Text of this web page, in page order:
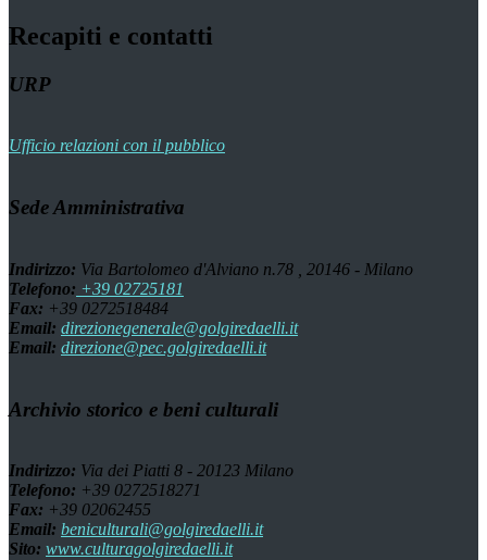
Recapiti e contatti
URP
Ufficio relazioni con il pubblico
Sede Amministrativa
Indirizzo: Via Bartolomeo d'Alviano n.78 , 20146 - Milano
Telefono: +39 02725181
Fax: +39 0272518484
Email: direzionegenerale@golgiredaelli.it
Email: direzione@pec.golgiredaelli.it
Archivio storico e beni culturali
Indirizzo: Via dei Piatti 8 - 20123 Milano
Telefono: +39 0272518271
Fax: +39 02062455
Email: beniculturali@golgiredaelli.it
Sito: www.culturagolgiredaelli.it